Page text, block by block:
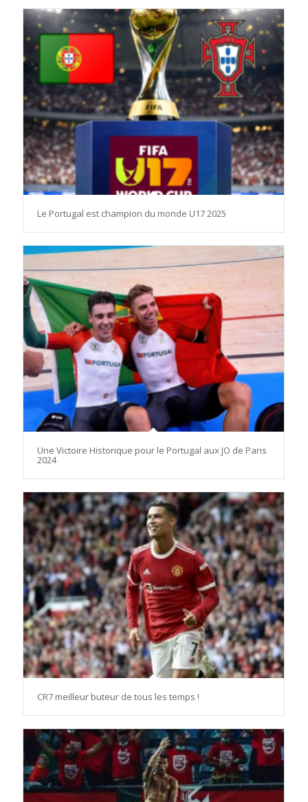
Le Portugal est champion du monde U17 2025
Une Victoire Historique pour le Portugal aux JO de Paris
2024
CR7 meilleur buteur de tous les temps !